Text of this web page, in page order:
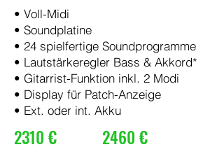
• Voll-Midi
• Soundplatine
• 24 spielfertige Soundprogramme
• Lautstärkeregler Bass & Akkord*
• Gitarrist-Funktion inkl. 2 Modi
• Display für Patch-Anzeige
• Ext. oder int. Akku
2310 € 2460 €